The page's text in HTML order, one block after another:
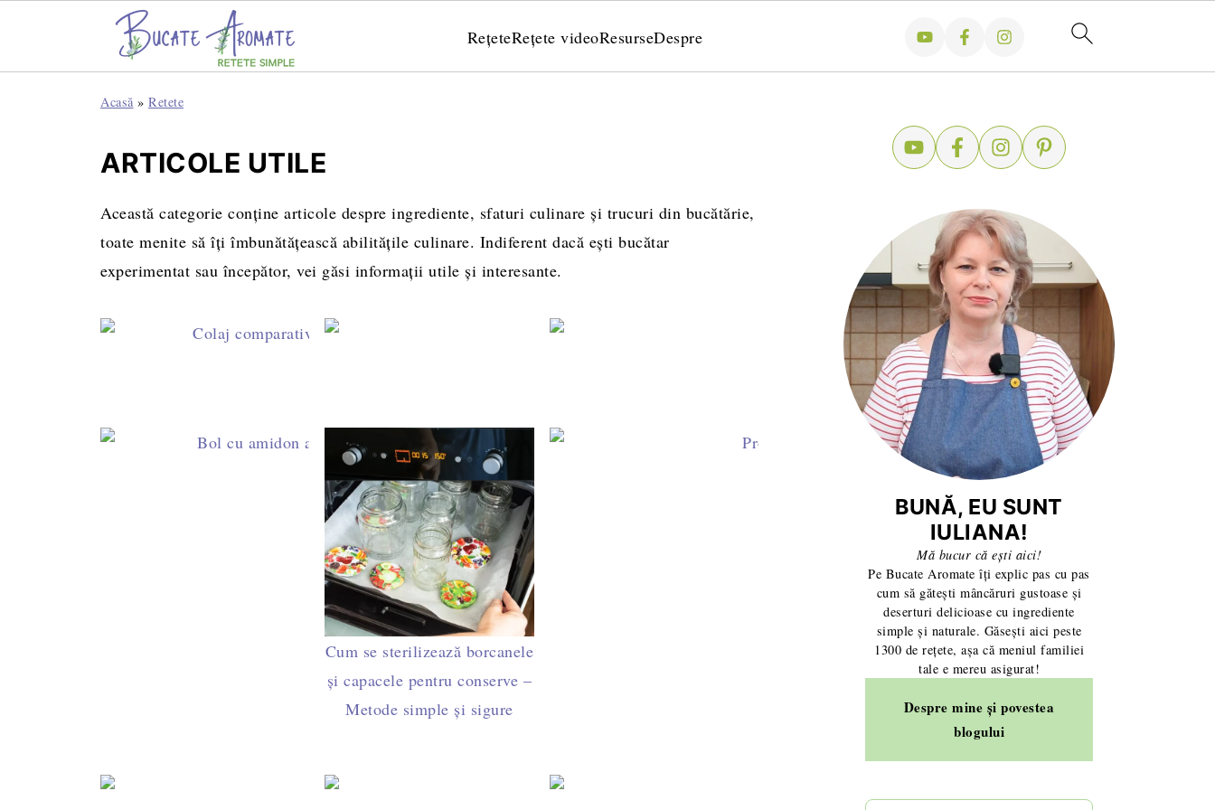
RețeteRețete videoResurseDespre
Acasă » Retete
ARTICOLE UTILE
Această categorie conține articole despre ingrediente, sfaturi culinare și trucuri din bucătărie,
toate menite să îți îmbunătățească abilitățile culinare. Indiferent dacă ești bucătar
experimentat sau începător, vei găsi informații utile și interesante.
Călire, sotare, rumenire sau prăjire? Diferențe și timpi la tigaieNu toate uleiurile sunt la fel! Alege corect – ghid complet
Ce poți găti dintr-un pui întreg – rețete economice
Amidon alimentar în bucătărie: ghid complet pentru creme, sosuri și aluaturi
Cum se sterilizează borcanele
și capacele pentru conserve –
Metode simple și sigure
Ce să ai mereu în casă ca să gătești rapid — lista
BUNĂ, EU SUNT
IULIANA!
Mă bucur că ești aici!
Pe Bucate Aromate îți explic pas cu pas
cum să gătești mâncăruri gustoase și
deserturi delicioase cu ingrediente
simple și naturale. Găsești aici peste
1300 de rețete, așa că meniul familiei
tale e mereu asigurat!
Despre mine și povestea
blogului